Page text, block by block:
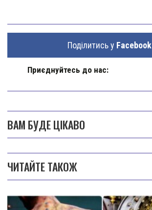
Поділитись у Facebook
Приєднуйтесь до нас:
ВАМ БУДЕ ЦІКАВО
ЧИТАЙТЕ ТАКОЖ